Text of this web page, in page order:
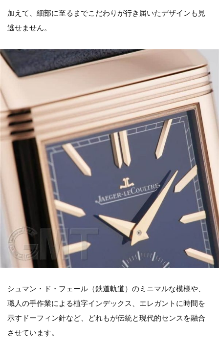
加えて、細部に至るまでこだわりが行き届いたデザインも見
逃せません。
シュマン・ド・フェール（鉄道軌道）のミニマルな模様や、
職人の手作業による植字インデックス、エレガントに時間を
示すドーフィン針など、どれもが伝統と現代的センスを融合
させています。